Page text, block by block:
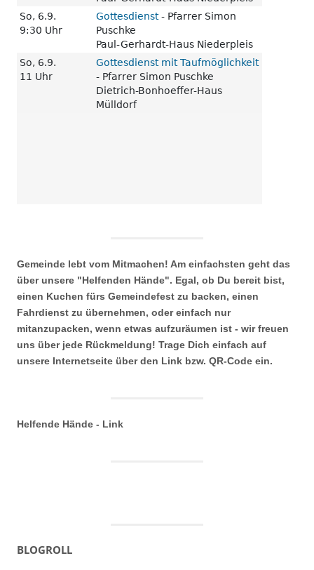
Gemeinde lebt vom Mitmachen! Am einfachsten geht das
über unsere "Helfenden Hände". Egal, ob Du bereit bist,
einen Kuchen fürs Gemeindefest zu backen, einen
Fahrdienst zu übernehmen, oder einfach nur
mitanzupacken, wenn etwas aufzuräumen ist - wir freuen
uns über jede Rückmeldung! Trage Dich einfach auf
unsere Internetseite über den Link bzw. QR-Code ein.
Helfende Hände - Link
BLOGROLL